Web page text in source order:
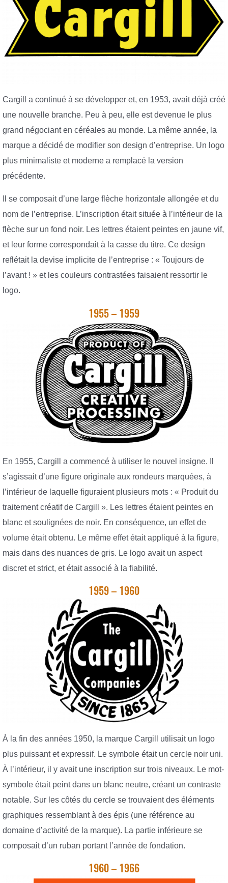
Cargill a continué à se développer et, en 1953, avait déjà créé
une nouvelle branche. Peu à peu, elle est devenue le plus
grand négociant en céréales au monde. La même année, la
marque a décidé de modifier son design d’entreprise. Un logo
plus minimaliste et moderne a remplacé la version
précédente.
Il se composait d’une large flèche horizontale allongée et du
nom de l’entreprise. L’inscription était située à l’intérieur de la
flèche sur un fond noir. Les lettres étaient peintes en jaune vif,
et leur forme correspondait à la casse du titre. Ce design
reflétait la devise implicite de l’entreprise : « Toujours de
l’avant ! » et les couleurs contrastées faisaient ressortir le
logo.
1955 – 1959
En 1955, Cargill a commencé à utiliser le nouvel insigne. Il
s’agissait d’une figure originale aux rondeurs marquées, à
l’intérieur de laquelle figuraient plusieurs mots : « Produit du
traitement créatif de Cargill ». Les lettres étaient peintes en
blanc et soulignées de noir. En conséquence, un effet de
volume était obtenu. Le même effet était appliqué à la figure,
mais dans des nuances de gris. Le logo avait un aspect
discret et strict, et était associé à la fiabilité.
1959 – 1960
À la fin des années 1950, la marque Cargill utilisait un logo
plus puissant et expressif. Le symbole était un cercle noir uni.
À l’intérieur, il y avait une inscription sur trois niveaux. Le mot-
symbole était peint dans un blanc neutre, créant un contraste
notable. Sur les côtés du cercle se trouvaient des éléments
graphiques ressemblant à des épis (une référence au
domaine d’activité de la marque). La partie inférieure se
composait d’un ruban portant l’année de fondation.
1960 – 1966